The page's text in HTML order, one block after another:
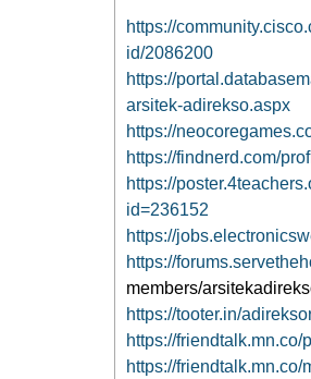
https://
id/2086200
https://
arsitek-adirekso.aspx
https://
https://findnerd.com/
https://
id=236152
https://
https://
members/
https://tooter.in/
https://friendtalk.mn.co/
https://